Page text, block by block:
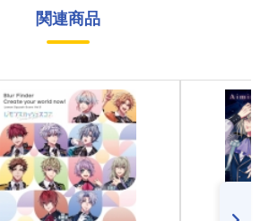
関連商品